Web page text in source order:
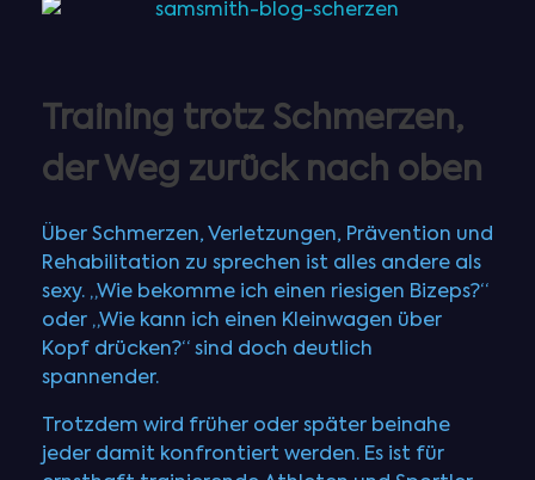
Training trotz Schmerzen,
der Weg zurück nach oben
Über Schmerzen, Verletzungen, Prävention und
Rehabilitation zu sprechen ist alles andere als
sexy. „Wie bekomme ich einen riesigen Bizeps?“
oder „Wie kann ich einen Kleinwagen über
Kopf drücken?“ sind doch deutlich
spannender.
Trotzdem wird früher oder später beinahe
jeder damit konfrontiert werden. Es ist für